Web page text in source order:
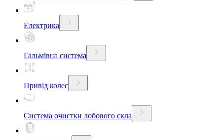
Електрика
Гальмівна система
Привід колес
Система очистки лобового скла